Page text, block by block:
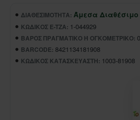
ΔΙΑΘΕΣΙΜΌΤΗΤΑ: Άμεσα Διαθέσιμο
ΚΩΔΙΚΌΣ E-TZA: 1-044929
ΒΆΡΟΣ ΠΡΑΓΜΑΤΙΚΌ Ή ΟΓΚΟΜΕΤΡΙΚΌ:
BARCODE: 8421134181908
ΚΩΔΙΚΌΣ ΚΑΤΑΣΚΕΥΑΣΤΉ: 1003-81908